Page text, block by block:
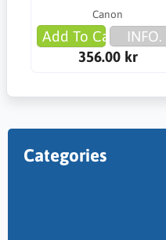
Canon
Add To Cart
INFO.
356.00 kr
Categories